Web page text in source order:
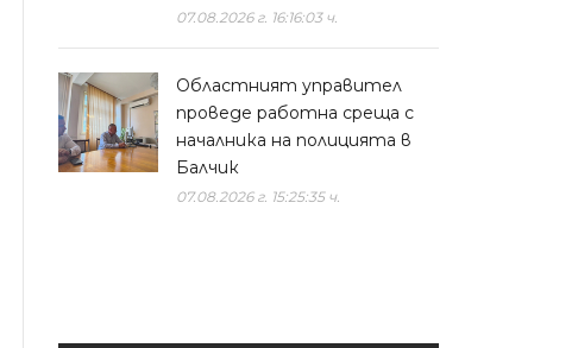
07.08.2026 г. 16:16:03 ч.
Областният управител
проведе работна среща с
началника на полицията в
Балчик
07.08.2026 г. 15:25:35 ч.